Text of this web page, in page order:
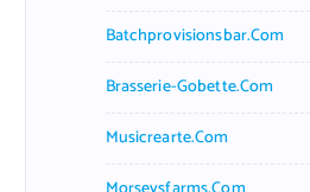
Batchprovisionsbar.com
Brasserie-Gobette.com
Musicrearte.com